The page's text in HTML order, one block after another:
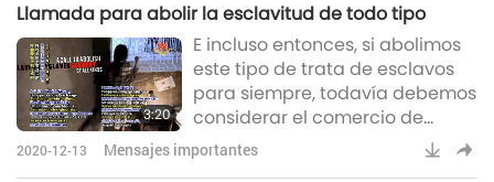
entonces no podemos
soportarlo ya. Deberíamos
mantenerlo a menos de dos
grados. Pero al ritmo que lleva,
eso significa que todo junto
desde lo normal se elevará
como a cinco grados. Así
Llamada para abolir la esclavitud de todo tipo
3:20
E incluso entonces, si abolimos
este tipo de trata de esclavos
para siempre, todavía debemos
considerar el comercio de
esclavitud con animales
también. Ellos son también
2020-12-13 Mensajes importantes